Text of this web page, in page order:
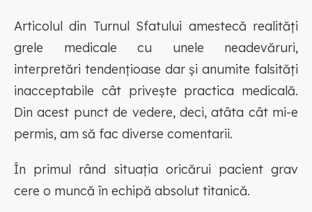
Articolul din Turnul Sfatului amestecă realități
grele medicale cu unele neadevăruri,
interpretări tendențioase dar și anumite falsități
inacceptabile cât privește practica medicală.
Din acest punct de vedere, deci, atâta cât mi-e
permis, am să fac diverse comentarii.
În primul rând situația oricărui pacient grav
cere o muncă în echipă absolut titanică.